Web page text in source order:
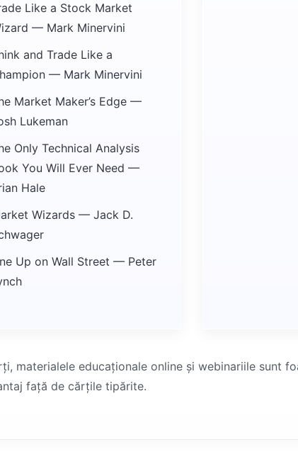
Like a Stock Market
— Mark Minervini
and Trade Like a
— Mark Minervini
Market Maker’s Edge —
Lukeman
Only Technical Analysis
You Will Ever Need —
Hale
Wizards — Jack D.
Up on Wall Street — Peter
materialele educaționale online și webinariile sunt
față de cărțile tipărite.